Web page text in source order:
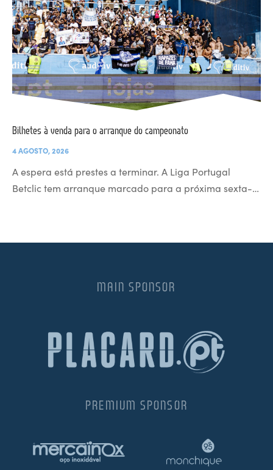
Bilhetes à venda para o arranque do campeonato
4 AGOSTO, 2026
A espera está prestes a terminar. A Liga Portugal
Betclic tem arranque marcado para a próxima sexta-…
MAIN SPONSOR
PREMIUM SPONSOR